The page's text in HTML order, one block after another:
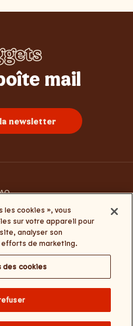
mail
newsletter
d’utilisation
et My Burger King
et de cookies
des cookies
les cookies », vous
sur votre appareil pour
analyser son
de marketing.
des cookies